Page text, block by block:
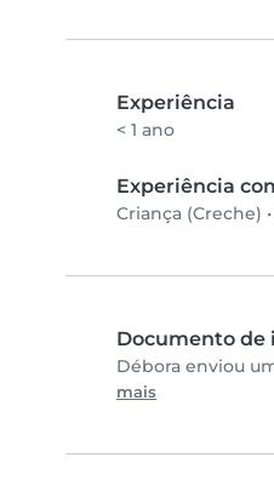
Experiência
< 1 ano
Experiência
Criança (Creche) •
Documento de
Débora enviou
mais